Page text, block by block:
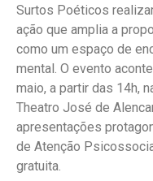
Surtos Poéticos
ação que amplia a
como um espaço de
mental. O evento
maio, a partir das 14h,
Theatro José de
apresentações
de Atenção
gratuita.